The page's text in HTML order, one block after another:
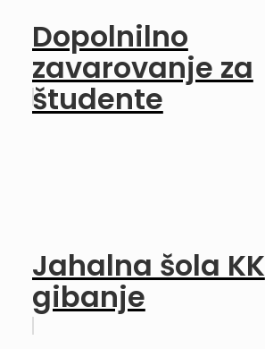
Dopolnilno
zavarovanje za
študente
Jahalna šola KK
gibanje